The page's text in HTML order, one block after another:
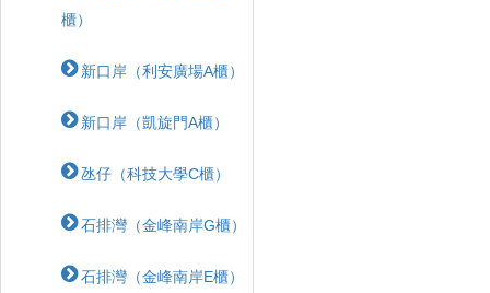
櫃）
新口岸（利安廣場A櫃）
新口岸（凱旋門A櫃）
氹仔（科技大學C櫃）
石排灣（金峰南岸G櫃）
石排灣（金峰南岸E櫃）